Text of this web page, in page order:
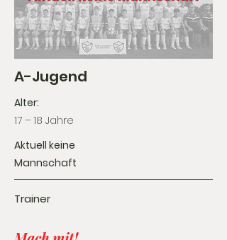
A-Jugend
Alter:
17 – 18 Jahre
Aktuell keine
Mannschaft
Trainer